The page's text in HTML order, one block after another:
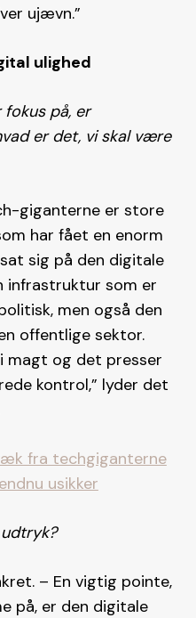
ujævn.”
ulighed
fokus på, er
er det, vi skal være
giganterne er store
har fået en enorm
sig på den digitale
infrastruktur som er
men også den
offentlige sektor.
magt og det presser
kontrol,” lyder det
fra techgiganterne
usikker
– En vigtig pointe,
på, er den digitale